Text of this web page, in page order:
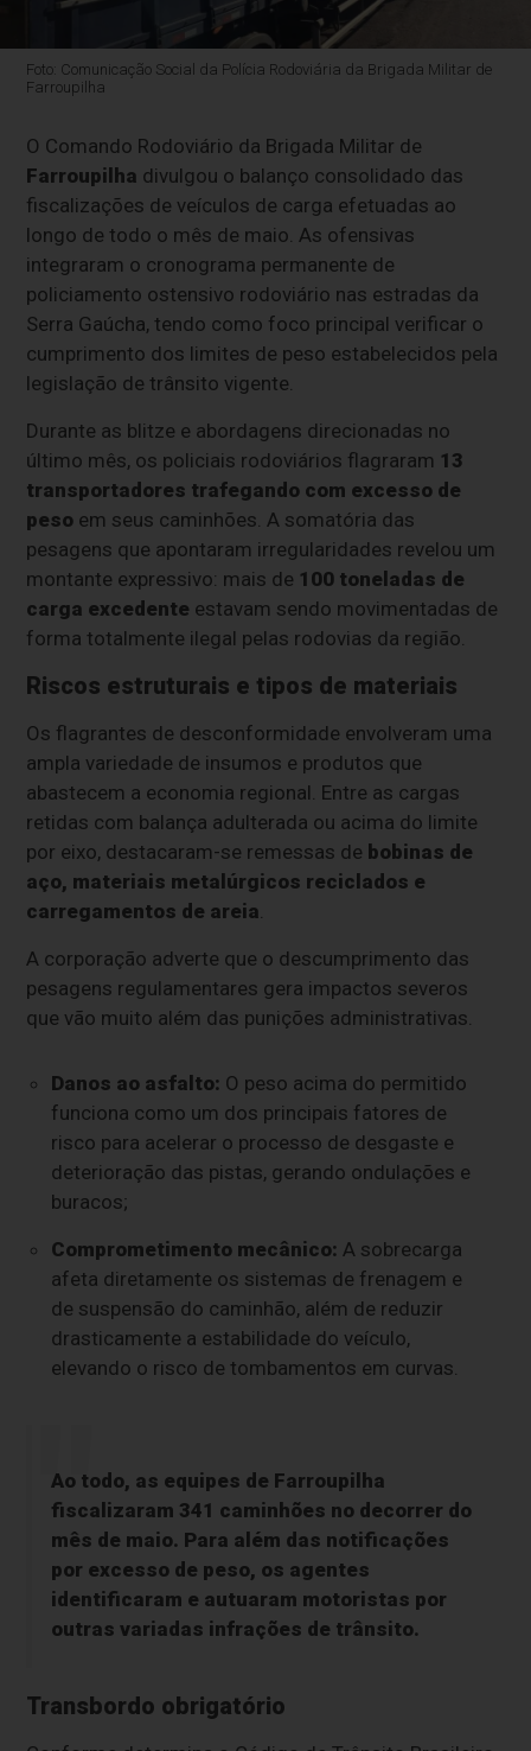
Foto: Comunicação Social da Polícia Rodoviária da Brigada Militar de
Farroupilha
O Comando Rodoviário da Brigada Militar de
Farroupilha divulgou o balanço consolidado das
fiscalizações de veículos de carga efetuadas ao
longo de todo o mês de maio. As ofensivas
integraram o cronograma permanente de
policiamento ostensivo rodoviário nas estradas da
Serra Gaúcha, tendo como foco principal verificar o
cumprimento dos limites de peso estabelecidos pela
legislação de trânsito vigente.
Durante as blitze e abordagens direcionadas no
último mês, os policiais rodoviários flagraram 13
transportadores trafegando com excesso de
peso em seus caminhões. A somatória das
pesagens que apontaram irregularidades revelou um
montante expressivo: mais de 100 toneladas de
carga excedente estavam sendo movimentadas de
forma totalmente ilegal pelas rodovias da região.
Riscos estruturais e tipos de materiais
Os flagrantes de desconformidade envolveram uma
ampla variedade de insumos e produtos que
abastecem a economia regional. Entre as cargas
retidas com balança adulterada ou acima do limite
por eixo, destacaram-se remessas de bobinas de
aço, materiais metalúrgicos reciclados e
carregamentos de areia.
A corporação adverte que o descumprimento das
pesagens regulamentares gera impactos severos
que vão muito além das punições administrativas.
Danos ao asfalto: O peso acima do permitido
funciona como um dos principais fatores de
risco para acelerar o processo de desgaste e
deterioração das pistas, gerando ondulações e
buracos;
Comprometimento mecânico: A sobrecarga
afeta diretamente os sistemas de frenagem e
de suspensão do caminhão, além de reduzir
drasticamente a estabilidade do veículo,
elevando o risco de tombamentos em curvas.
Ao todo, as equipes de Farroupilha
fiscalizaram 341 caminhões no decorrer do
mês de maio. Para além das notificações
por excesso de peso, os agentes
identificaram e autuaram motoristas por
outras variadas infrações de trânsito.
Transbordo obrigatório